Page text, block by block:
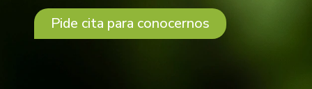
Pide cita para conocernos